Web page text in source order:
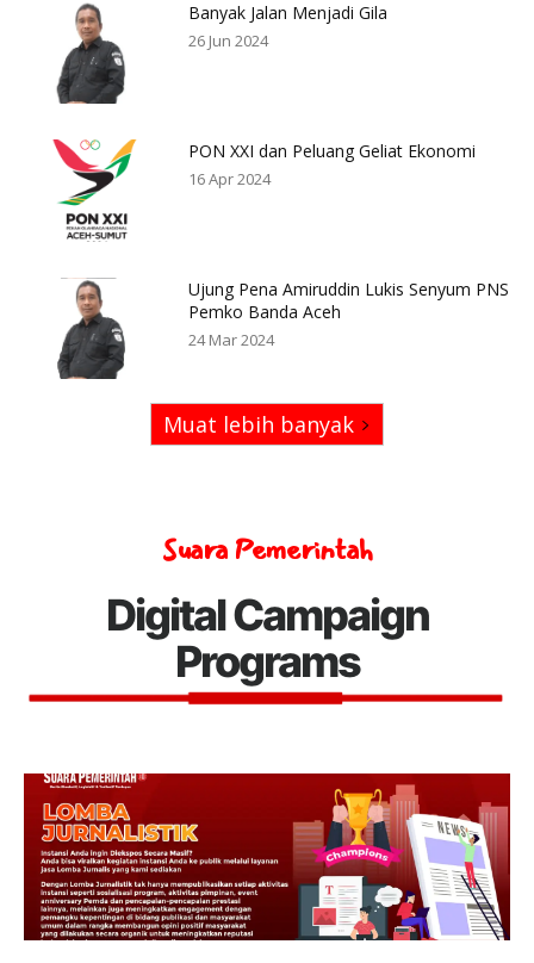
Banyak Jalan Menjadi Gila
26 Jun 2024
PON XXI dan Peluang Geliat Ekonomi
16 Apr 2024
Ujung Pena Amiruddin Lukis Senyum PNS
Pemko Banda Aceh
24 Mar 2024
Muat lebih banyak
Suara Pemerintah
Digital Campaign
Programs